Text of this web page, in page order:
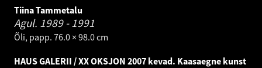
Tiina Tammetalu
Agul. 1989 - 1991
Õli, papp. 76.0 × 98.0 cm
HAUS GALERII / XX OKSJON 2007 kevad. Kaasaegne kunst